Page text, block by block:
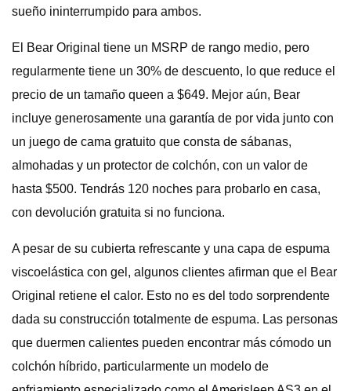
sueño ininterrumpido para ambos.
El Bear Original tiene un MSRP de rango medio, pero
regularmente tiene un 30% de descuento, lo que reduce el
precio de un tamaño queen a $649. Mejor aún, Bear
incluye generosamente una garantía de por vida junto con
un juego de cama gratuito que consta de sábanas,
almohadas y un protector de colchón, con un valor de
hasta $500. Tendrás 120 noches para probarlo en casa,
con devolución gratuita si no funciona.
A pesar de su cubierta refrescante y una capa de espuma
viscoelástica con gel, algunos clientes afirman que el Bear
Original retiene el calor. Esto no es del todo sorprendente
dada su construcción totalmente de espuma. Las personas
que duermen calientes pueden encontrar más cómodo un
colchón híbrido, particularmente un modelo de